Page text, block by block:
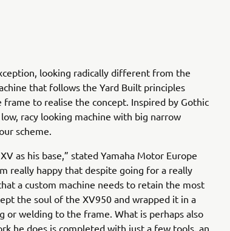
looking radically different from the
that follows the Yard Built principles
to realise the concept. Inspired by Gothic
racy looking machine with big narrow
scheme.
as his base,” stated Yamaha Motor Europe
really happy that despite going for a really
a custom machine needs to retain the most
the soul of the XV950 and wrapped it in a
or welding to the frame. What is perhaps also
he does is completed with just a few tools, an